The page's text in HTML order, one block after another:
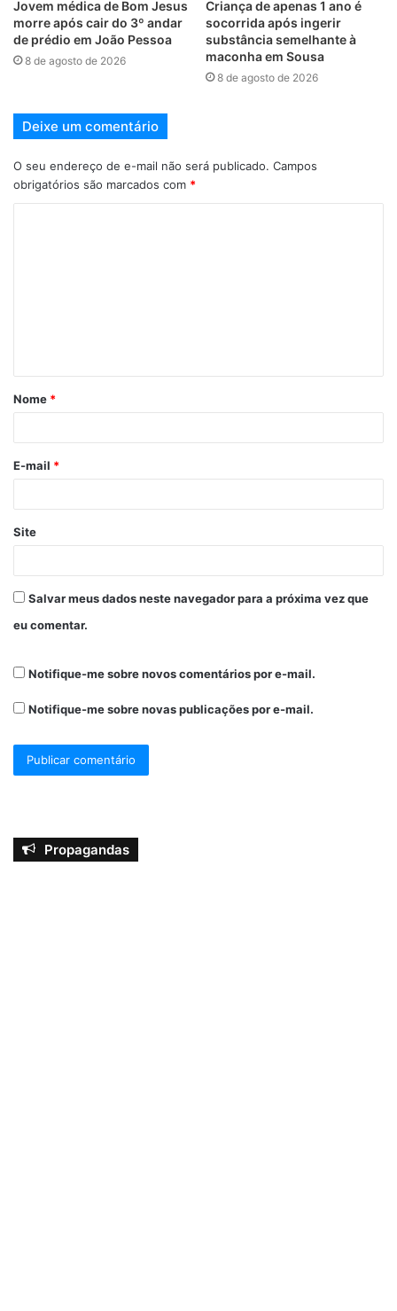
Jovem médica de Bom Jesus
morre após cair do 3º andar
de prédio em João Pessoa
8 de agosto de 2026
Criança de apenas 1 ano é
socorrida após ingerir
substância semelhante à
maconha em Sousa
8 de agosto de 2026
Deixe um comentário
O seu endereço de e-mail não será publicado. Campos
obrigatórios são marcados com *
Nome *
E-mail *
Site
Salvar meus dados neste navegador para a próxima vez que
eu comentar.
Notifique-me sobre novos comentários por e-mail.
Notifique-me sobre novas publicações por e-mail.
Propagandas